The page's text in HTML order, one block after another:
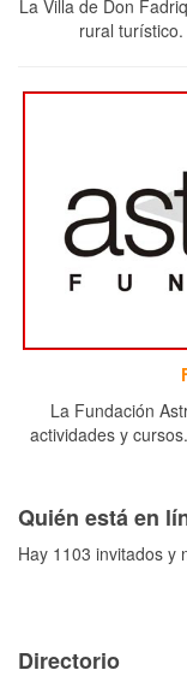
La Villa de Don
rural
La Fundación
actividades y
Quién está en
Hay 1103 invitados y
Directorio